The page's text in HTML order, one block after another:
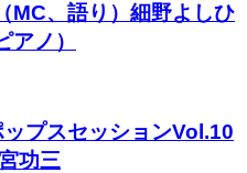
MC、語り）細野よしひ
ノ）
プスセッションVol.10
功三